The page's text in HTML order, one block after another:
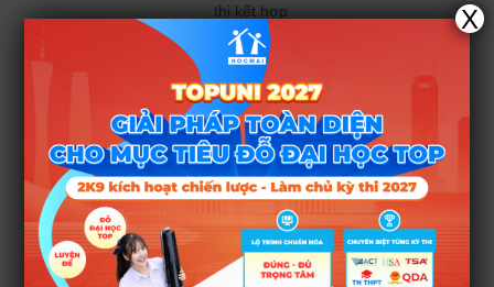
thi kết hợp
với
IELTS/TOEF
L. Một số
chương trình
chỉ cần 15–
16,5 điểm +
chứng chỉ.
Đặt nguyện
vọng theo
ba mức
điểm
X